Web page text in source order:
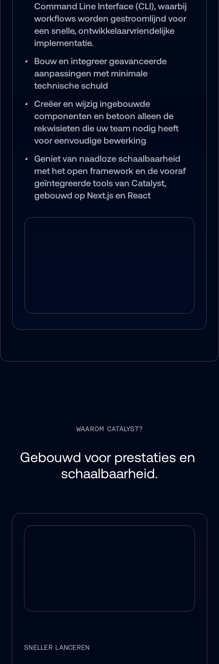
Command Line Interface (CLI), waarbij
workflows worden gestroomlijnd voor
een snelle, ontwikkelaarvriendelijke
implementatie.
Bouw en integreer geavanceerde
aanpassingen met minimale
technische schuld
Creëer en wijzig ingebouwde
componenten en betoon alleen de
rekwisieten die uw team nodig heeft
voor eenvoudige bewerking
Geniet van naadloze schaalbaarheid
met het open framework en de vooraf
geïntegreerde tools van Catalyst,
gebouwd op Next.js en React
WAAROM CATALYST?
Gebouwd voor prestaties en
schaalbaarheid.
SNELLER LANCEREN